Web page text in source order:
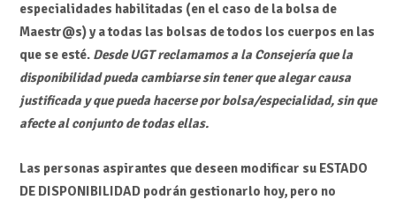
especialidades habilitadas (en el caso de la bolsa de
Maestr@s) y a todas las bolsas de todos los cuerpos en las
que se esté. Desde UGT reclamamos a la Consejería que la
disponibilidad pueda cambiarse sin tener que alegar causa
justificada y que pueda hacerse por bolsa/especialidad, sin que
afecte al conjunto de todas ellas.
Las personas aspirantes que deseen modificar su ESTADO
DE DISPONIBILIDAD podrán gestionarlo hoy, pero no